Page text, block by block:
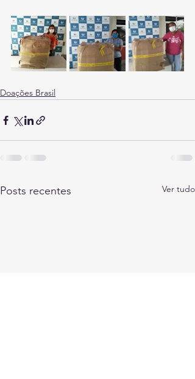
Doações Brasil
Posts recentes Ver tudo